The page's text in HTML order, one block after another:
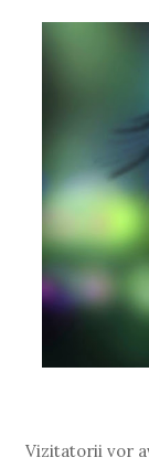
Vizitatorii vor